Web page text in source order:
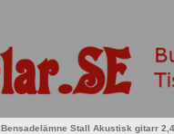
Bensadelämne Stall Akustisk gitarr